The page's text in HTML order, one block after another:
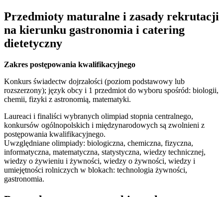
Przedmioty maturalne i zasady rekrutacji
na kierunku gastronomia i catering
dietetyczny
Zakres postępowania kwalifikacyjnego
Konkurs świadectw dojrzałości (poziom podstawowy lub
rozszerzony); język obcy i 1 przedmiot do wyboru spośród: biologii,
chemii, fizyki z astronomią, matematyki.
Laureaci i finaliści wybranych olimpiad stopnia centralnego,
konkursów ogólnopolskich i międzynarodowych są zwolnieni z
postępowania kwalifikacyjnego.
Uwzględniane olimpiady: biologiczna, chemiczna, fizyczna,
informatyczna, matematyczna, statystyczna, wiedzy technicznej,
wiedzy o żywieniu i żywności, wiedzy o żywności, wiedzy i
umiejętności rolniczych w blokach: technologia żywności,
gastronomia.